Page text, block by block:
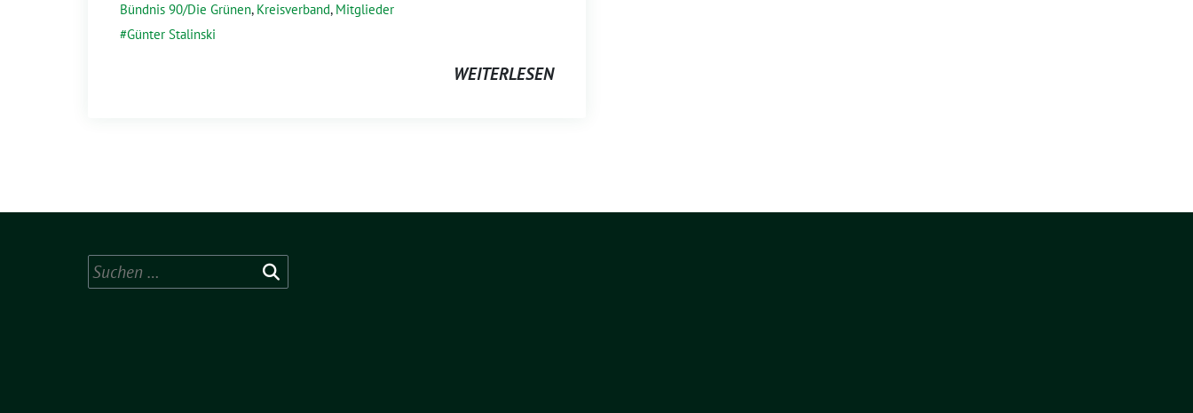
Bündnis 90/Die Grünen, Kreisverband, Mitglieder
Günter Stalinski
WEITERLESEN
Suchen
nach: